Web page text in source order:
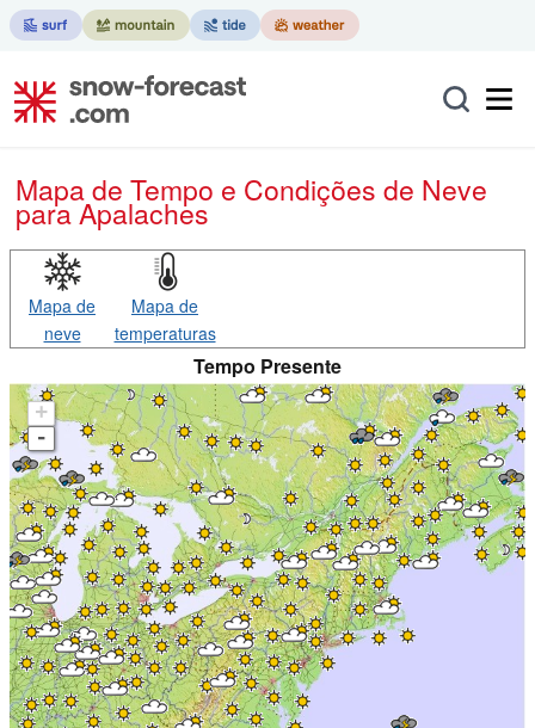
Mapa de Tempo e Condições de Neve
para Apalaches
Mapa de
neve
Mapa de
temperaturas
Tempo Presente
+
-